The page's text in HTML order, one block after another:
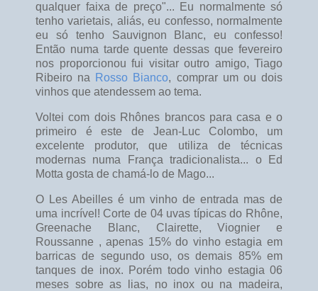
qualquer faixa de preço"... Eu normalmente só
tenho varietais, aliás, eu confesso, normalmente
eu só tenho Sauvignon Blanc, eu confesso!
Então numa tarde quente dessas que fevereiro
nos proporcionou fui visitar outro amigo, Tiago
Ribeiro na
Rosso Bianco, comprar um ou dois
vinhos que atendessem ao tema.
Voltei com dois Rhônes brancos para casa e o
primeiro é este de Jean-Luc Colombo, um
excelente produtor, que utiliza de técnicas
modernas numa França tradicionalista... o Ed
Motta gosta de chamá-lo de Mago...
O Les Abeilles é um vinho de entrada mas de
uma incrível! Corte de 04 uvas típicas do Rhône,
Greenache Blanc, Clairette, Viognier e
Roussanne , apenas 15% do vinho estagia em
barricas de segundo uso, os demais 85% em
tanques de inox. Porém todo vinho estagia 06
meses sobre as lias, no inox ou na madeira,